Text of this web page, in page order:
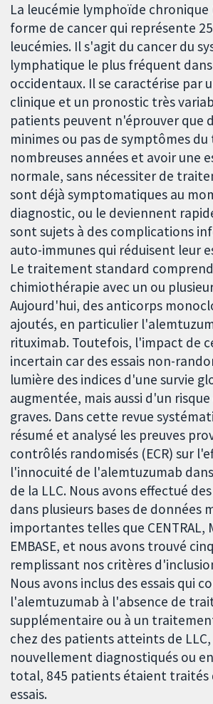
La leucémie lymphoïde chronique
forme de cancer qui représente
leucémies. Il s'agit du cancer du
lymphatique le plus fréquent
occidentaux. Il se caractérise par
clinique et un pronostic très
patients peuvent n'éprouver que
minimes ou pas de symptômes
nombreuses années et avoir une
normale, sans nécessiter de
sont déjà symptomatiques au
diagnostic, ou le deviennent
sont sujets à des complications
auto-immunes qui réduisent leur
Le traitement standard
chimiothérapie avec un ou
Aujourd'hui, des anticorps
ajoutés, en particulier
rituximab. Toutefois, l'impact de
incertain car des essais non-
lumière des indices d'une survie
augmentée, mais aussi d'un
graves. Dans cette revue
résumé et analysé les preuves
contrôlés randomisés (ECR) sur
l'innocuité de l'alemtuzumab
de la LLC. Nous avons effectué
dans plusieurs bases de données
importantes telles que CENTRAL,
EMBASE, et nous avons trouvé
remplissant nos critères
Nous avons inclus des essais qui
l'alemtuzumab à l'absence de
supplémentaire ou à un
chez des patients atteints de
nouvellement diagnostiqués ou
total, 845 patients étaient traités
essais.